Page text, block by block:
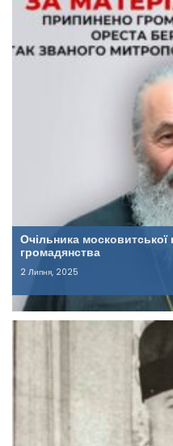
Очільника московитської
громадянства
2 Липня, 2025